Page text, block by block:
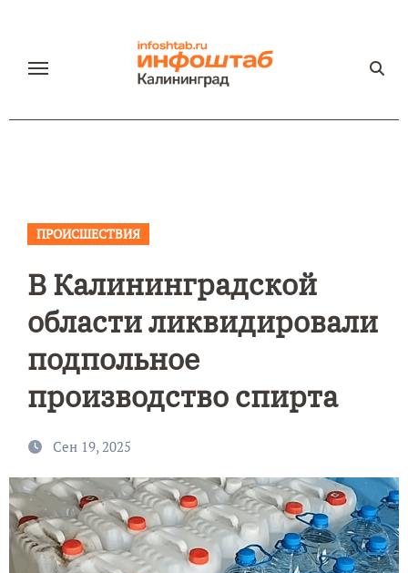
содержанию
ПРОИСШЕСТВИЯ
В Калининградской
области ликвидировали
подпольное
производство спирта
Сен 19, 2025